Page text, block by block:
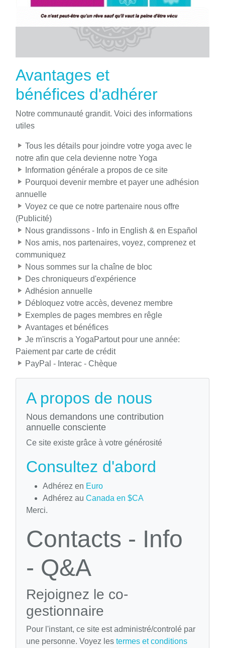
Avantages et
bénéfices d'adhérer
Notre communauté grandit. Voici des informations
utiles
Tous les détails pour joindre votre yoga avec le
notre afin que cela devienne notre Yoga
Information générale a propos de ce site
Pourquoi devenir membre et payer une adhésion
annuelle
Voyez ce que ce notre partenaire nous offre
(Publicité)
Nous grandissons - Info in English & en Español
Nos amis, nos partenaires, voyez, comprenez et
communiquez
Nous sommes sur la chaîne de bloc
Des chroniqueurs d'expérience
Adhésion annuelle
Débloquez votre accès, devenez membre
Exemples de pages membres en rêgle
Avantages et bénéfices
Je m'inscris a YogaPartout pour une année:
Paiement par carte de crédit
PayPal - Interac - Chèque
A propos de nous
Nous demandons une contribution
annuelle consciente
Ce site existe grâce à votre générosité
Consultez d'abord
Adhérez en Euro
Adhérez au Canada en $CA
Merci.
Contacts - Info
- Q&A
Rejoignez le co-
gestionnaire
Pour l'instant, ce site est administré/controlé par
une personne. Voyez les termes et conditions